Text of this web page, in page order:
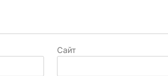
Сайт